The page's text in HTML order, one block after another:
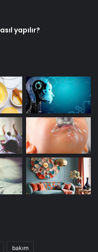
yapılır?
bakım